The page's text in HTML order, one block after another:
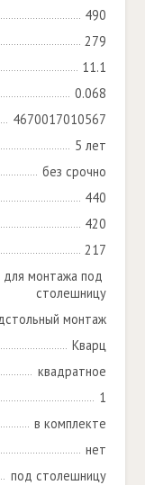
490
279
11.1
0.068
4670017010567
5 лет
без срочно
440
420
217
монтажа под
столешницу
монтаж
Кварц
квадратное
1
в комплекте
нет
под столешницу